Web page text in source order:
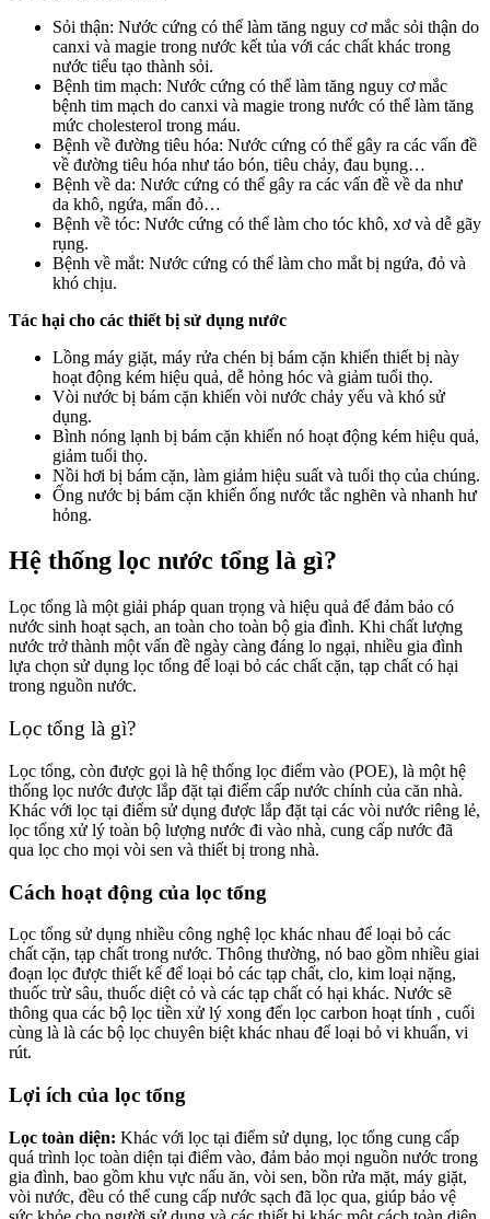
Sỏi thận: Nước cứng có thể làm tăng nguy cơ mắc sỏi thận do
canxi và magie trong nước kết tủa với các chất khác trong
nước tiểu tạo thành sỏi.
Bệnh tim mạch: Nước cứng có thể làm tăng nguy cơ mắc
bệnh tim mạch do canxi và magie trong nước có thể làm tăng
mức cholesterol trong máu.
Bệnh về đường tiêu hóa: Nước cứng có thể gây ra các vấn đề
về đường tiêu hóa như táo bón, tiêu chảy, đau bụng…
Bệnh về da: Nước cứng có thể gây ra các vấn đề về da như
da khô, ngứa, mẩn đỏ…
Bệnh về tóc: Nước cứng có thể làm cho tóc khô, xơ và dễ gãy
rụng.
Bệnh về mắt: Nước cứng có thể làm cho mắt bị ngứa, đỏ và
khó chịu.
Tác hại cho các thiết bị sử dụng nước
Lồng máy giặt, máy rửa chén bị bám cặn khiến thiết bị này
hoạt động kém hiệu quả, dễ hỏng hóc và giảm tuổi thọ.
Vòi nước bị bám cặn khiến vòi nước chảy yếu và khó sử
dụng.
Bình nóng lạnh bị bám cặn khiến nó hoạt động kém hiệu quả,
giảm tuổi thọ.
Nồi hơi bị bám cặn, làm giảm hiệu suất và tuổi thọ của chúng.
Ống nước bị bám cặn khiến ống nước tắc nghẽn và nhanh hư
hỏng.
Hệ thống lọc nước tổng là gì?
Lọc tổng là một giải pháp quan trọng và hiệu quả để đảm bảo có
nước sinh hoạt sạch, an toàn cho toàn bộ gia đình. Khi chất lượng
nước trở thành một vấn đề ngày càng đáng lo ngại, nhiều gia đình
lựa chọn sử dụng lọc tổng để loại bỏ các chất cặn, tạp chất có hại
trong nguồn nước.
Lọc tổng là gì?
Lọc tổng, còn được gọi là hệ thống lọc điểm vào (POE), là một hệ
thống lọc nước được lắp đặt tại điểm cấp nước chính của căn nhà.
Khác với lọc tại điểm sử dụng được lắp đặt tại các vòi nước riêng lẻ,
lọc tổng xử lý toàn bộ lượng nước đi vào nhà, cung cấp nước đã
qua lọc cho mọi vòi sen và thiết bị trong nhà.
Cách hoạt động của lọc tổng
Lọc tổng sử dụng nhiều công nghệ lọc khác nhau để loại bỏ các
chất cặn, tạp chất trong nước. Thông thường, nó bao gồm nhiều giai
đoạn lọc được thiết kế để loại bỏ các tạp chất, clo, kim loại nặng,
thuốc trừ sâu, thuốc diệt cỏ và các tạp chất có hại khác. Nước sẽ
thông qua các bộ lọc tiền xử lý xong đến lọc carbon hoạt tính , cuối
cùng là là các bộ lọc chuyên biệt khác nhau để loại bỏ vi khuẩn, vi
rút.
Lợi ích của lọc tổng
Lọc toàn diện: Khác với lọc tại điểm sử dụng, lọc tổng cung cấp
quá trình lọc toàn diện tại điểm vào, đảm bảo mọi nguồn nước trong
gia đình, bao gồm khu vực nấu ăn, vòi sen, bồn rửa mặt, máy giặt,
vòi nước, đều có thể cung cấp nước sạch đã lọc qua, giúp bảo vệ